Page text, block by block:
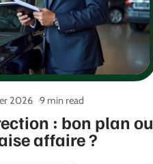
: bon plan ou
affaire ?
2026 9 min read